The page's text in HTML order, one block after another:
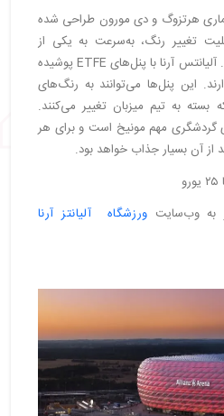
هرتزوگ و دی مورون طراحی شده
تغییر رنگ، به‌سرعت به یکی از
نمادهای شهر مونیخ تبدیل شد. آلیانتس آرنا با پنل‌های ETFE پوشیده
این پنل‌ها می‌توانند به رنگ‌های
بسته به تیم میزبان تغییر می‌کنند.
گردشگری مهم مونیخ است و برای هر
از آن بسیار جذاب خواهد بود.
به وب‌سایت ورزشگاه آلیانتز آرنا